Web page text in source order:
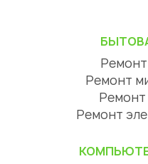
Ремонт
Ремонт